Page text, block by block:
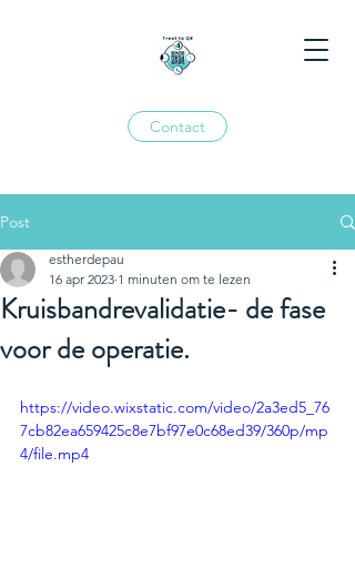
Contact
Post
Kruisbandrevalidatie- de fase
voor de operatie.
estherdepau
16 apr 2023 1 minuten om te lezen
https://video.wixstatic.com/video/2a3ed5_76
7cb82ea659425c8e7bf97e0c68ed39/360p/mp
4/file.mp4